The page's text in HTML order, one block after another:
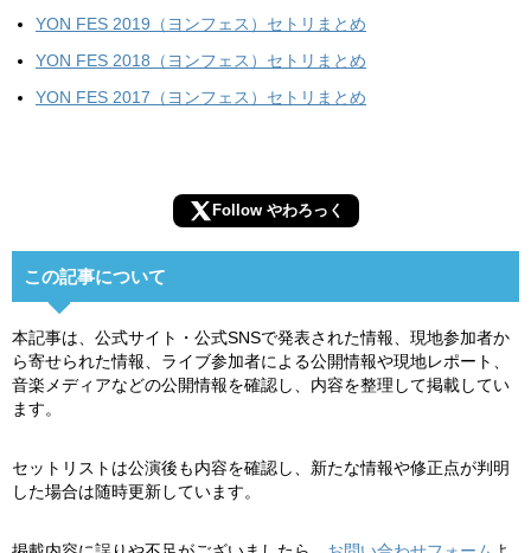
YON FES 2019（ヨンフェス）セトリまとめ
YON FES 2018（ヨンフェス）セトリまとめ
YON FES 2017（ヨンフェス）セトリまとめ
Follow やわろっく
この記事について
本記事は、公式サイト・公式SNSで発表された情報、現地参加者か
ら寄せられた情報、ライブ参加者による公開情報や現地レポート、
音楽メディアなどの公開情報を確認し、内容を整理して掲載してい
ます。
セットリストは公演後も内容を確認し、新たな情報や修正点が判明
した場合は随時更新しています。